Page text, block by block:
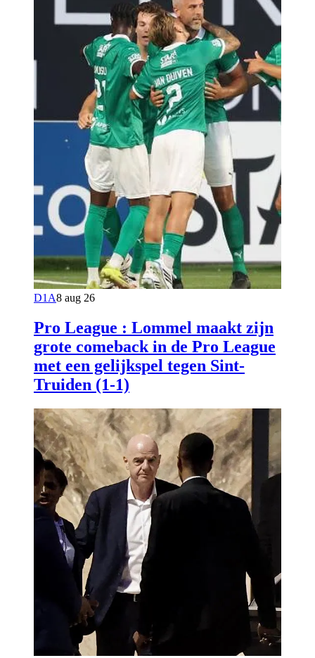
D1A8 aug 26
Pro League : Lommel maakt zijn
grote comeback in de Pro League
met een gelijkspel tegen Sint-
Truiden (1-1)